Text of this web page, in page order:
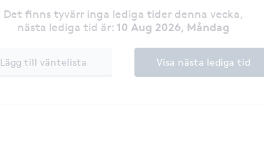
Det finns tyvärr inga lediga tider denna vecka,
nästa lediga tid är: 10 Aug 2026, Måndag
Lägg till väntelista Visa nästa lediga tid